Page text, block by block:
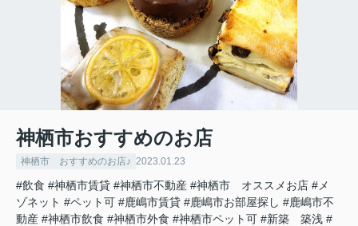
神栖市おすすめのお店
神栖市 おすすめのお店♪ 2023.01.23
#飲食 #神栖市賃貸 #神栖市不動産 #神栖市 オススメお店 #メ
ゾネット #ペット可 #鹿嶋市賃貸 #鹿嶋市お部屋探し #鹿嶋市不
動産 #神栖市飲食 #神栖市外食 #神栖市ペット可 #新築 築浅 #